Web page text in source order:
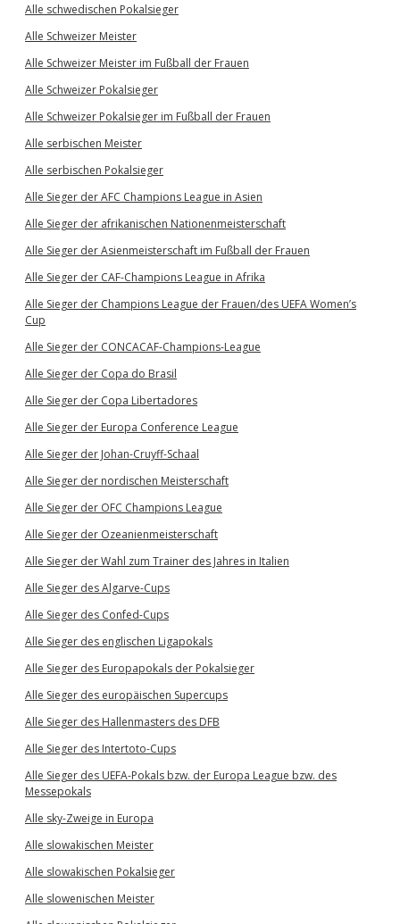
Alle schwedischen Pokalsieger
Alle Schweizer Meister
Alle Schweizer Meister im Fußball der Frauen
Alle Schweizer Pokalsieger
Alle Schweizer Pokalsieger im Fußball der Frauen
Alle serbischen Meister
Alle serbischen Pokalsieger
Alle Sieger der AFC Champions League in Asien
Alle Sieger der afrikanischen Nationenmeisterschaft
Alle Sieger der Asienmeisterschaft im Fußball der Frauen
Alle Sieger der CAF-Champions League in Afrika
Alle Sieger der Champions League der Frauen/des UEFA Women’s
Cup
Alle Sieger der CONCACAF-Champions-League
Alle Sieger der Copa do Brasil
Alle Sieger der Copa Libertadores
Alle Sieger der Europa Conference League
Alle Sieger der Johan-Cruyff-Schaal
Alle Sieger der nordischen Meisterschaft
Alle Sieger der OFC Champions League
Alle Sieger der Ozeanienmeisterschaft
Alle Sieger der Wahl zum Trainer des Jahres in Italien
Alle Sieger des Algarve-Cups
Alle Sieger des Confed-Cups
Alle Sieger des englischen Ligapokals
Alle Sieger des Europapokals der Pokalsieger
Alle Sieger des europäischen Supercups
Alle Sieger des Hallenmasters des DFB
Alle Sieger des Intertoto-Cups
Alle Sieger des UEFA-Pokals bzw. der Europa League bzw. des
Messepokals
Alle sky-Zweige in Europa
Alle slowakischen Meister
Alle slowakischen Pokalsieger
Alle slowenischen Meister